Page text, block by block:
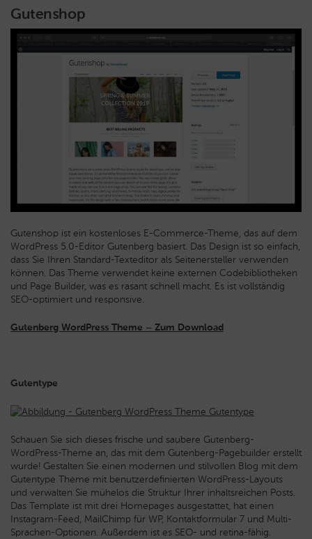
Gutenshop
Gutenshop ist ein kostenloses E-Commerce-Theme, das auf dem
WordPress 5.0-Editor Gutenberg basiert. Das Design ist so einfach,
dass Sie Ihren Standard-Texteditor als Seitenersteller verwenden
können. Das Theme verwendet keine externen Codebibliotheken
und Page Builder, was es rasant schnell macht. Es ist vollständig
SEO-optimiert und responsive.
Gutenberg WordPress Theme – Zum Download
Gutentype
Schauen Sie sich dieses frische und saubere Gutenberg-
WordPress-Theme an, das mit dem Gutenberg-Pagebuilder erstellt
wurde! Gestalten Sie einen modernen und stilvollen Blog mit dem
Gutentype Theme mit benutzerdefinierten WordPress-Layouts
und verwalten Sie mühelos die Struktur Ihrer inhaltsreichen Posts.
Das Template ist mit drei Homepages ausgestattet, hat einen
Instagram-Feed, MailChimp für WP, Kontaktformular 7 und Multi-
Sprachen-Optionen. Außerdem ist es SEO- und retina-fähig.